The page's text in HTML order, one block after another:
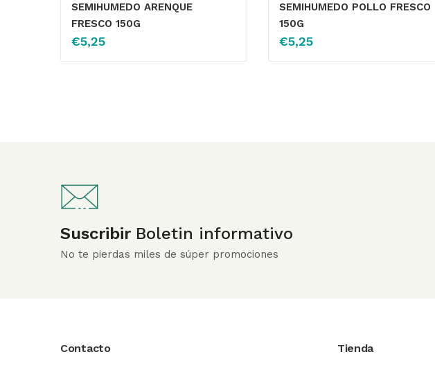
SEMIHUMEDO ARENQUE
FRESCO 150G
€5,25
SEMIHUMEDO POLLO FRESCO
150G
€5,25
Suscribir Boletin informativo
No te pierdas miles de súper promociones
Contacto Tienda